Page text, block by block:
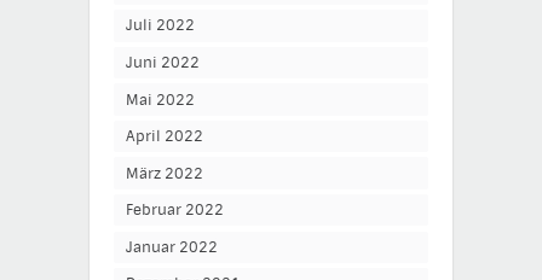
Juli 2022
Juni 2022
Mai 2022
April 2022
März 2022
Februar 2022
Januar 2022